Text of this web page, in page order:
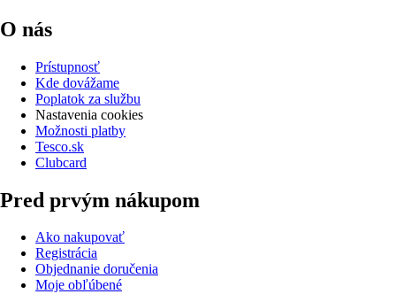
O nás
Prístupnosť
Kde dovážame
Poplatok za službu
Nastavenia cookies
Možnosti platby
Tesco.sk
Clubcard
Pred prvým nákupom
Ako nakupovať
Registrácia
Objednanie doručenia
Moje obľúbené